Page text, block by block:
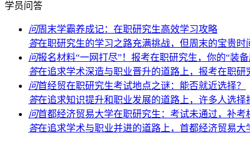
学员问答
问周末学霸养成记：在职研究生高效学习攻略
答在职研究生的学习之路充满挑战，但周末的宝贵时
问报名材料“一网打尽”！报考在职研究生，你的“装备
答在追求学术深造与职业晋升的道路上，报考在职研
问首经贸在职研究生考试地点之谜：能否就近选择？
答在追求知识提升和职业发展的道路上，许多人选择
问首都经济贸易大学在职研究生：考试未通过，补考
答在追求学术与职业并进的道路上，首都经济贸易大